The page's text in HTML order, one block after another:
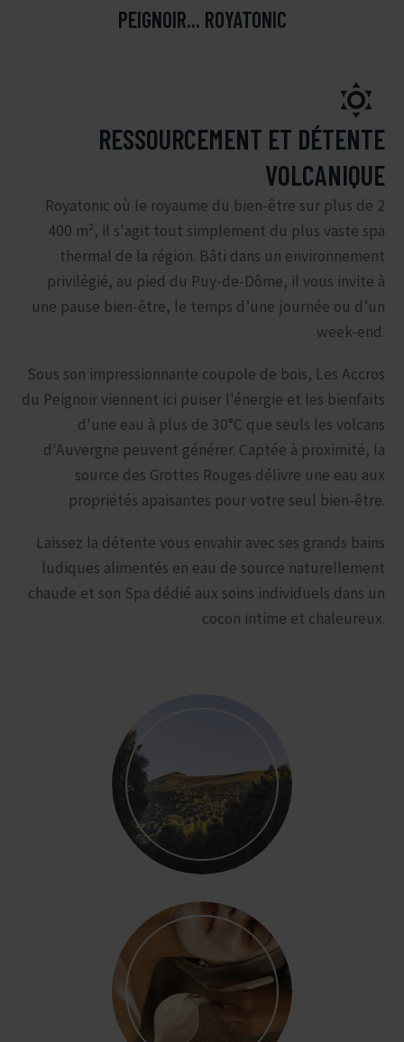
PEIGNOIR... ROYATONIC


RESSOURCEMENT ET DÉTENTE
VOLCANIQUE
Royatonic où le royaume du bien-être sur plus de 2
400 m², il s'agit tout simplement du plus vaste spa
thermal de la région. Bâti dans un environnement
privilégié, au pied du Puy-de-Dôme, il vous invite à
une pause bien-être, le temps d’une journée ou d’un
week-end.
Sous son impressionnante coupole de bois, Les Accros
du Peignoir viennent ici puiser l'énergie et les bienfaits
d'une eau à plus de 30°C que seuls les volcans
d'Auvergne peuvent générer. Captée à proximité, la
source des Grottes Rouges délivre une eau aux
propriétés apaisantes pour votre seul bien-être.
Laissez la détente vous envahir avec ses grands bains
ludiques alimentés en eau de source naturellement
chaude et son Spa dédié aux soins individuels dans un
cocon intime et chaleureux.